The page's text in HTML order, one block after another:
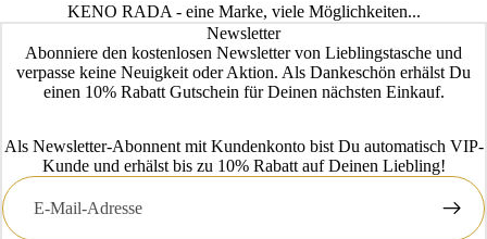
KENO RADA - eine Marke, viele Möglichkeiten...
Newsletter
Abonniere den kostenlosen Newsletter von Lieblingstasche und
verpasse keine Neuigkeit oder Aktion. Als Dankeschön erhälst Du
einen 10% Rabatt Gutschein für Deinen nächsten Einkauf.
Als Newsletter-Abonnent mit Kundenkonto bist Du automatisch VIP-
Kunde und erhälst bis zu 10% Rabatt auf Deinen Liebling!
E-
Mail